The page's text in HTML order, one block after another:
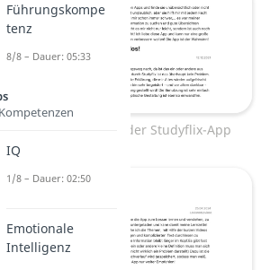
Bewertungen der Studyflix-App
Führungskompe
tenz
8/8 – Dauer: 05:33
IQ
1/8 – Dauer: 02:50
Emotionale
Intelligenz